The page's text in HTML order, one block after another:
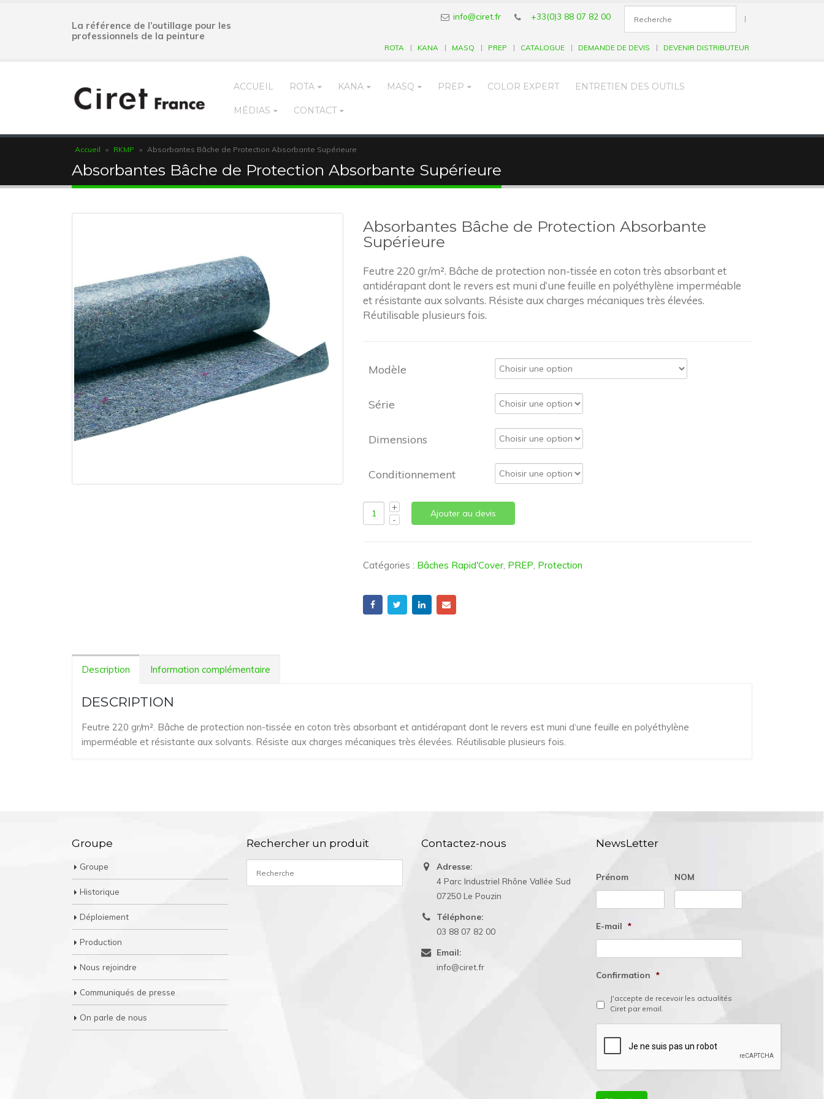
La référence de l’outillage pour les
professionnels de la peinture
info@ciret.fr +33(0)3 88 07 82 00 |
ROTA KANA MASQ PREP CATALOGUE DEMANDE DE DEVIS DEVENIR DISTRIBUTEUR
ACCUEIL ROTA KANA MASQ PREP COLOR EXPERT ENTRETIEN DES OUTILS
MÉDIAS CONTACT
Accueil » RKMP » Absorbantes Bâche de Protection Absorbante Supérieure
Absorbantes Bâche de Protection Absorbante Supérieure
Absorbantes Bâche de Protection Absorbante
Supérieure
Feutre 220 gr/m². Bâche de protection non-tissée en coton très absorbant et
antidérapant dont le revers est muni d‘une feuille en polyéthylène imperméable
et résistante aux solvants. Résiste aux charges mécaniques très élevées.
Réutilisable plusieurs fois.
Modèle
Série
Dimensions
Conditionnement
Ajouter au devis
Catégories : Bâches Rapid'Cover, PREP, Protection
Description Information complémentaire
DESCRIPTION
Feutre 220 gr/m². Bâche de protection non-tissée en coton très absorbant et antidérapant dont le revers est muni d‘une feuille en polyéthylène
imperméable et résistante aux solvants. Résiste aux charges mécaniques très élevées. Réutilisable plusieurs fois.
Groupe
Groupe
Historique
Déploiement
Production
Nous rejoindre
Communiqués de presse
On parle de nous
Rechercher un produit Contactez-nous
Adresse:
4 Parc Industriel Rhône Vallée Sud
07250 Le Pouzin
Téléphone:
03 88 07 82 00
Email:
info@ciret.fr
NewsLetter
Prénom NOM
E-mail *
Confirmation *
J'accepte de recevoir les actualités
Ciret par email.